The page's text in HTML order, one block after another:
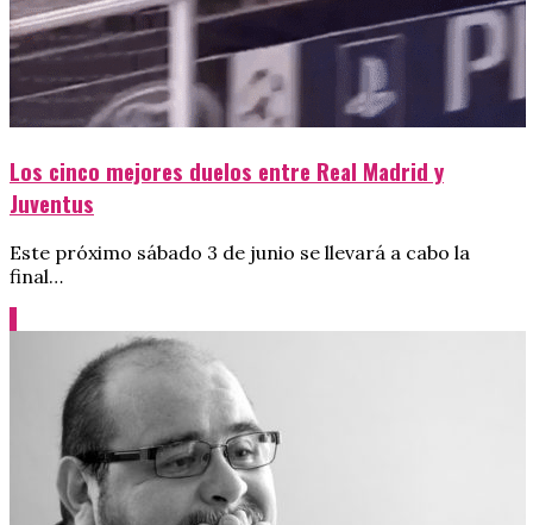
Los cinco mejores duelos entre Real Madrid y
Juventus
Este próximo sábado 3 de junio se llevará a cabo la
final…